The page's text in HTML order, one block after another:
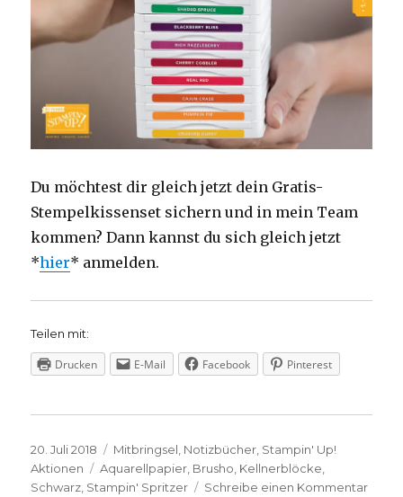
Du möchtest dir gleich jetzt dein Gratis-
Stempelkissenset sichern und in mein Team
kommen? Dann kannst du sich gleich jetzt
*hier* anmelden.
Teilen mit:
Drucken E-Mail Facebook Pinterest
Veröffentlicht
am
20. Juli 2018 Kategorien
Mitbringsel, Notizbücher, Stampin' Up!
Aktionen
Schlagwörter
Aquarellpapier, Brusho, Kellnerblöcke,
Schwarz, Stampin' Spritzer Schreibe einen Kommentarzu